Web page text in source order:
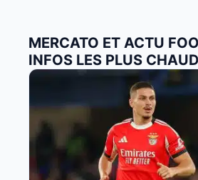
MERCATO ET ACTU
INFOS LES PLUS